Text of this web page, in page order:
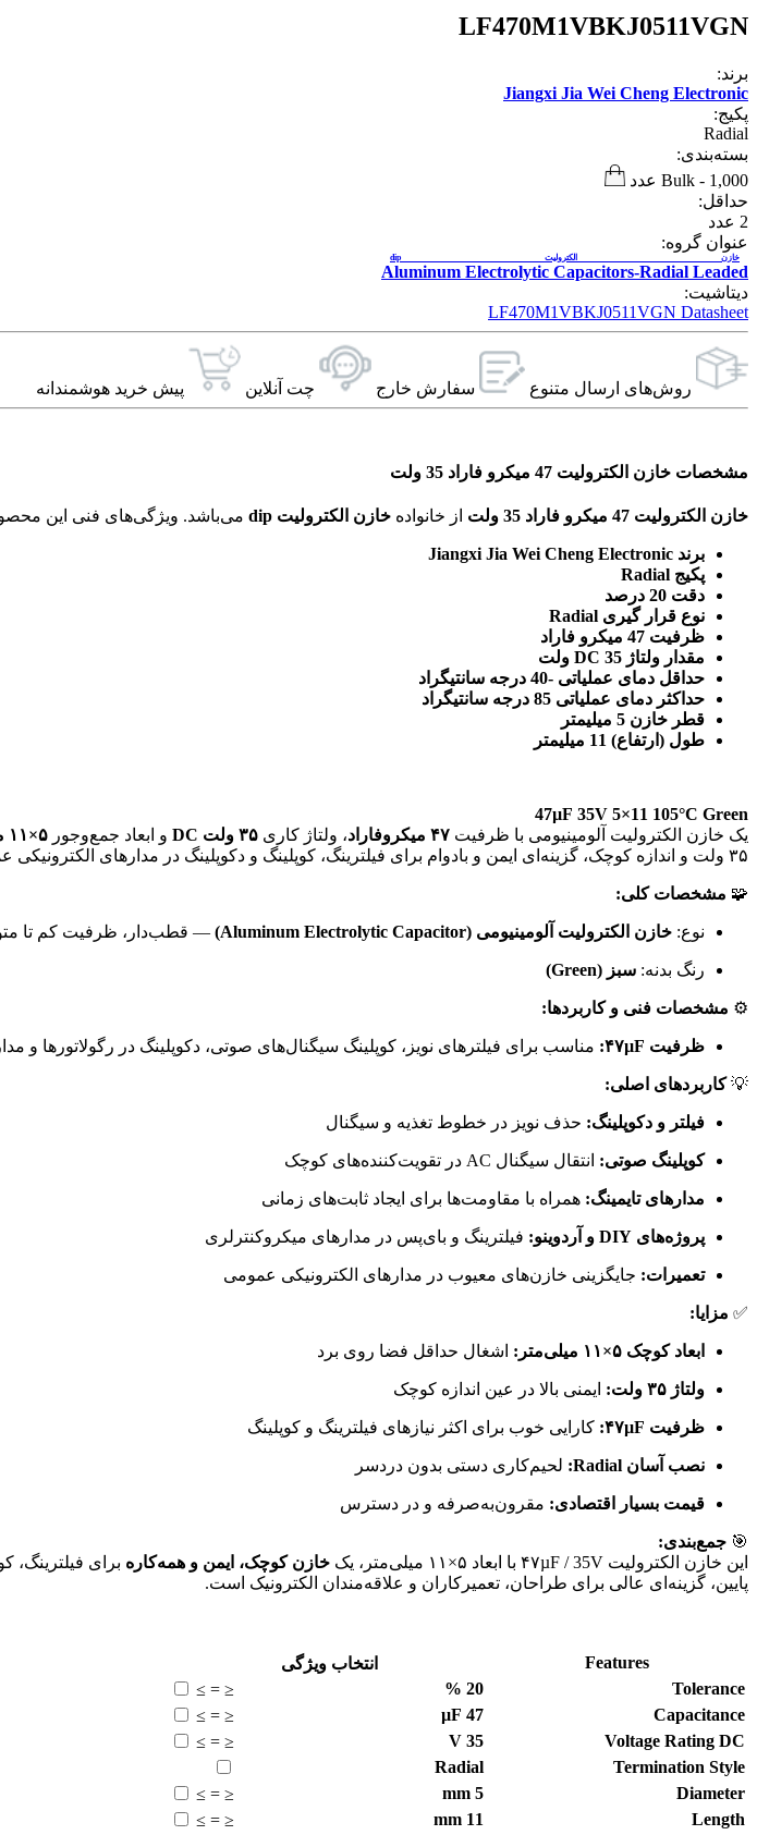
LF470M1VBKJ0511VGN
برند:
Jiangxi Jia Wei Cheng Electronic
پکیج:
Radial
بسته‌بندی:
Bulk - 1,000 عدد
حداقل:
2 عدد
عنوان گروه:
Aluminum Electrolytic Capacitors-Radial Leaded
خازن الکترولیت dip
دیتاشیت:
LF470M1VBKJ0511VGN Datasheet
روش‌های ارسال‌ متنوع سفارش خارج چت آنلاین پیش خرید هوشمندانه
مشخصات خازن الکترولیت 47 میکرو فاراد 35 ولت
خازن الکترولیت 47 میکرو فاراد 35 ولت از خانواده خازن الکترولیت dip
برند Jiangxi Jia Wei Cheng Electronic
پکیج Radial
دقت 20 درصد
نوع قرار گیری Radial
ظرفیت 47 میکرو فاراد
مقدار ولتاژ DC 35 ولت
حداقل دمای عملیاتی -40 درجه سانتیگراد
حداکثر دمای عملیاتی 85 درجه سانتیگراد
قطر خازن 5 میلیمتر
طول (ارتفاع) 11 میلیمتر
47µF 35V 5×11 105°C Green
یک خازن الکترولیت آلومینیومی با ظرفیت ۴۷ میکروفاراد ، ولتاژ کاری ۳۵ ولت DC و ابعاد جمع‌وجور ۵×۱۱ میلی‌متر
۳۵ ولت و اندازه کوچک، گزینه‌ای ایمن و بادوام برای فیلترینگ، کوپلینگ و دکوپلینگ در مدارهای الکترونیکی عمومی، منابع تغذیه و پروژه‌های DIY است.
🧩 مشخصات کلی:
نوع: خازن الکترولیت آلومینیومی (Aluminum Electrolytic Capacitor) — قطب‌دار، ظرفیت کم تا
رنگ بدنه: سبز (Green)
⚙️ مشخصات فنی و کاربردها:
ظرفیت ۴۷µF: مناسب برای فیلترهای نویز، کوپلینگ سیگنال‌های صوتی، دکوپلینگ در رگولاتورها و
💡 کاربردهای اصلی:
فیلتر و دکوپلینگ: حذف نویز در خطوط تغذیه و سیگنال
کوپلینگ صوتی: انتقال سیگنال AC در تقویت‌کننده‌های کوچک
مدارهای تایمینگ: همراه با مقاومت‌ها برای ایجاد ثابت‌های زمانی
پروژه‌های DIY و آردوینو: فیلترینگ و بای‌پس در مدارهای میکروکنترلری
تعمیرات: جایگزینی خازن‌های معیوب در مدارهای الکترونیکی عمومی
✅ مزایا:
ابعاد کوچک ۵×۱۱ میلی‌متر: اشغال حداقل فضا روی برد
ولتاژ ۳۵ ولت: ایمنی بالا در عین اندازه کوچک
ظرفیت ۴۷µF: کارایی خوب برای اکثر نیازهای فیلترینگ و کوپلینگ
نصب آسان Radial: لحیم‌کاری دستی بدون دردسر
قیمت بسیار اقتصادی: مقرون‌به‌صرفه و در دسترس
🎯 جمع‌بندی:
این خازن الکترولیت ۴۷µF / 35V با ابعاد ۵×۱۱ میلی‌متر، یک
خازن کوچک، ایمن و همه‌کاره برای فیلترینگ،
پایین، گزینه‌ای عالی برای طراحان، تعمیرکاران و علاقه‌مندان الکترونیک است.
Features
انتخاب ویژگی
Tolerance
20
%
≤
=
≥
Capacitance
47
µF
≤
=
≥
Voltage Rating DC
35
V
≤
=
≥
Termination Style
Radial
Diameter
5
mm
≤
=
≥
Length
11
mm
≤
=
≥